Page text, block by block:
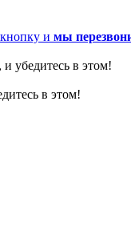
и мы
убедитесь в этом!
в этом!